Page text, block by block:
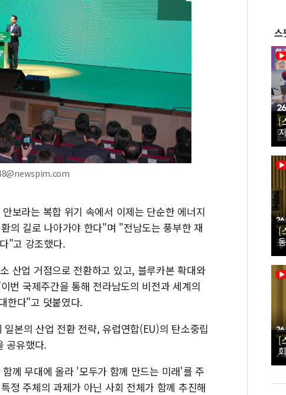
보라는 복합 위기 속에서 이제는 단순한 에너지
의 길로 나아가야 한다"며 "전남도는 풍부한 재
"고 강조했다.
산업 거점으로 전환하고 있고, 블루카본 확대와
번 국제주간을 통해 전라남도의 비전과 세계의
한다"고 덧붙였다.
본의 산업 전환 전략, 유럽연합(EU)의 탄소중립
공유했다.
께 무대에 올라 '모두가 함께 만드는 미래'를 주
정 주체의 과제가 아닌 사회 전체가 함께 추진해
스
[
[
[